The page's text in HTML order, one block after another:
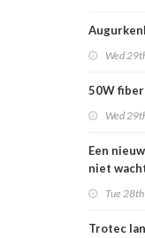
Wed
50W
Wed
Een
niet
Tue
Trotec